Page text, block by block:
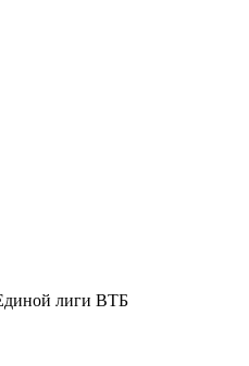
лиги ВТБ